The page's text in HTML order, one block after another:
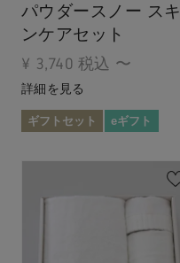
パウダースノー スキ
ンケアセット
¥ 3,740 税込 〜
詳細を見る
ギフトセット eギフト